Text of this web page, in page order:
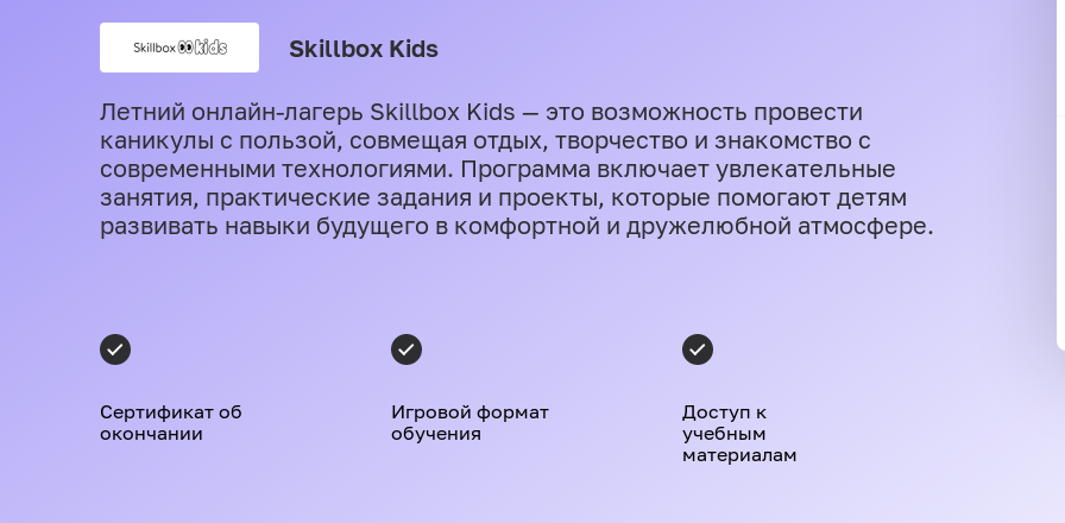
Skillbox Kids
Летний онлайн-лагерь Skillbox Kids — это возможность провести
каникулы с пользой, совмещая отдых, творчество и знакомство с
современными технологиями. Программа включает увлекательные
занятия, практические задания и проекты, которые помогают детям
развивать навыки будущего в комфортной и дружелюбной атмосфере.
Сертификат об
окончании
Игровой формат
обучения
Доступ к
учебным
материалам